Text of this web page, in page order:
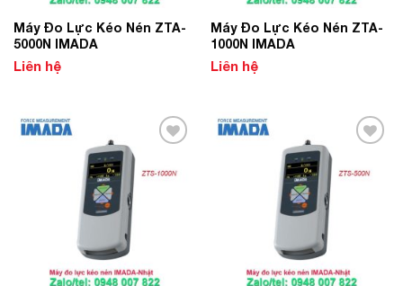
Máy Đo Lực Kéo Nén ZTA-
5000N IMADA
Liên hệ
Máy Đo Lực Kéo Nén ZTA-
1000N IMADA
Liên hệ
Wishlist
Wishlist